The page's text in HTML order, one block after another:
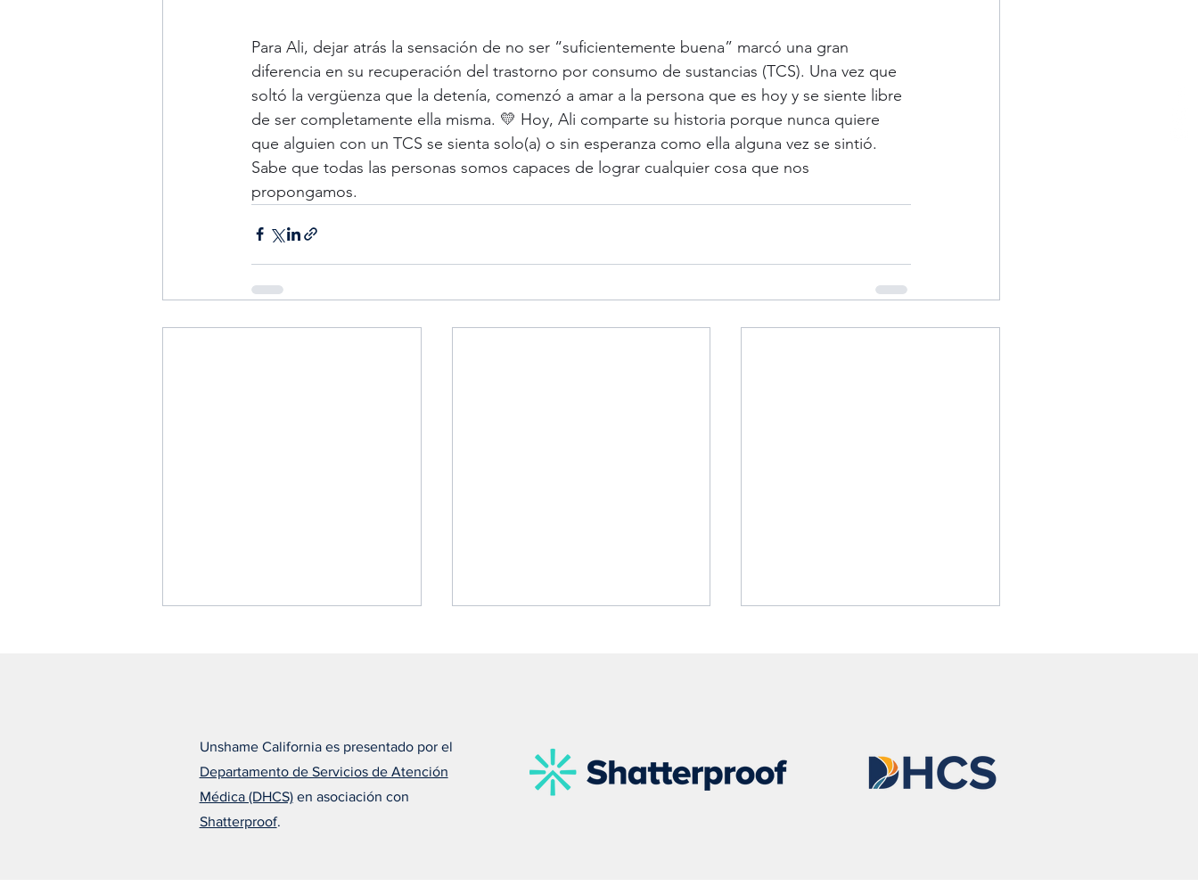
Para Ali, dejar atrás la sensación de no ser “suficientemente buena” marcó una gran
diferencia en su recuperación del trastorno por consumo de sustancias (TCS). Una vez que
soltó la vergüenza que la detenía, comenzó a amar a la persona que es hoy y se siente libre
de ser completamente ella misma. 💛 Hoy, Ali comparte su historia porque nunca quiere
que alguien con un TCS se sienta solo(a) o sin esperanza como ella alguna vez se sintió.
Sabe que todas las personas somos capaces de lograr cualquier cosa que nos
propongamos.
Alfonso cree que el
tratamiento adecuado lo
cambió todo
Susan nos recuerda que el
amor puede salvar una vida
Melissa explica por qué todos
Unshame California es presentado por el
Departamento de Servicios de Atención
Médica (DHCS)en asociación con
Shatterproof.